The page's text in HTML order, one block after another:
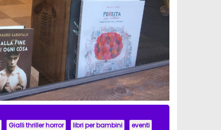
Gialli thriller horror libri per bambini eventi